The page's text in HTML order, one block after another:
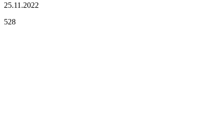
25.11.2022
528